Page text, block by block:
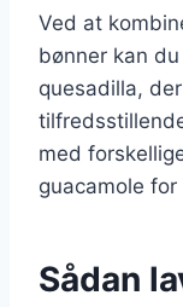
Ved at
bønner kan
quesadilla,
med
guacamole
Sådan